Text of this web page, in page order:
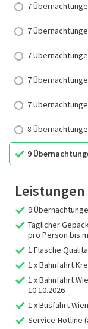
7
7
7
7
7
8
9
Leistungen
9
Täglicher
pro Person bis
1 Flasche
1 x Bahnfahrt
1 x Bahnfahrt
10.10.2026
1 x Busfahrt
Service-Hotline